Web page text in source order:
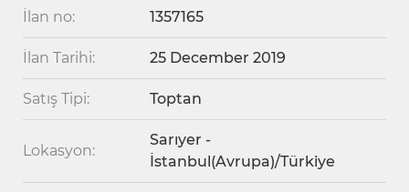
İlan no: 1357165
İlan Tarihi: 25 December 2019
Satış Tipi: Toptan
Lokasyon:
Sarıyer -
İstanbul(Avrupa)/Türkiye